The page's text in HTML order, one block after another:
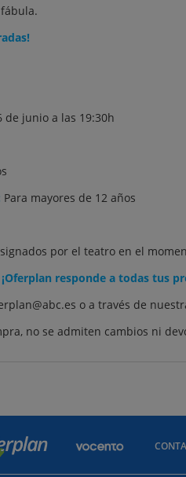
de junio a las 19:30h
Para mayores de 12 años
por el teatro en el
responde a todas tus
o a través de
no se admiten cambios ni